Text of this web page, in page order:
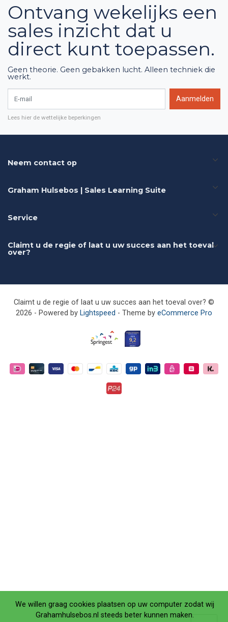
Ontvang wekelijks een
sales inzicht dat u
direct kunt toepassen.
Geen theorie. Geen gebakken lucht. Alleen techniek die
werkt.
Aanmelden
Lees hier de wettelijke beperkingen
Neem contact op
Graham Hulsebos | Sales Learning Suite
Service
Claimt u de regie of laat u uw succes aan het toeval
over?
Claimt u de regie of laat u uw succes aan het toeval over? ©
2026 - Powered by Lightspeed - Theme by eCommerce Pro
We willen graag cookies plaatsen op uw computer zodat wij
Grahamhulsebos.nl steeds beter kunnen maken.